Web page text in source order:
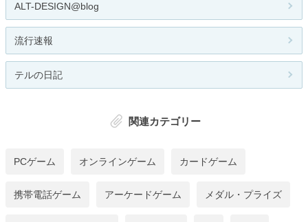
ALT-DESIGN@blog
流行速報
テルの日記
関連カテゴリー
PCゲーム オンラインゲーム カードゲーム
携帯電話ゲーム アーケードゲーム メダル・プライズ